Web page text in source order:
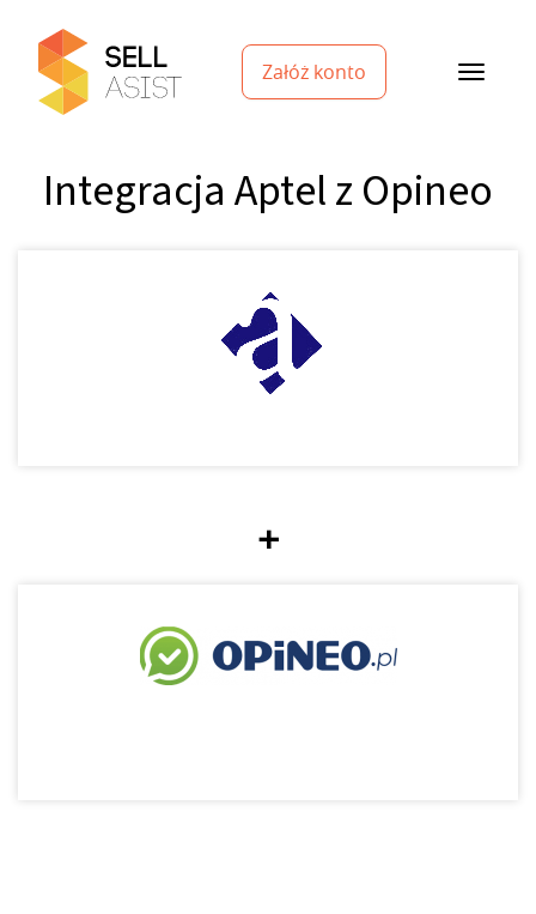
Załóż konto
Integracja Aptel z Opineo
+